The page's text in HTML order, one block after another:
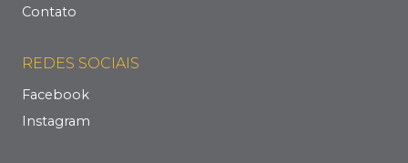
Contato
REDES SOCIAIS
Facebook
Instagram